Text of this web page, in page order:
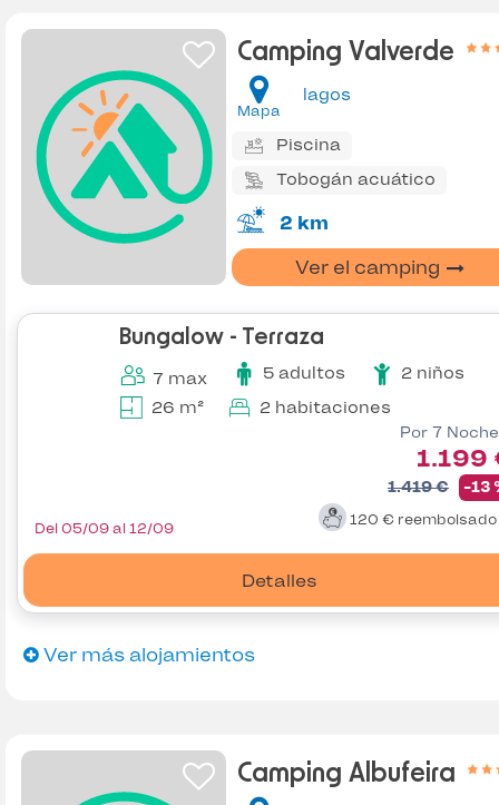
Camping Valverde
Mapa
lagos
Piscina
Tobogán acuático
2 km
Ver el camping
Bungalow - Terraza
7 max 5 adultos
2 niños
26 m²
2 habitaciones
Por 7
1.199
1.419 € -13
120 € reembolsado
Detalles
Del 05/09 al 12/09
Ver más alojamientos
Camping Albufeira